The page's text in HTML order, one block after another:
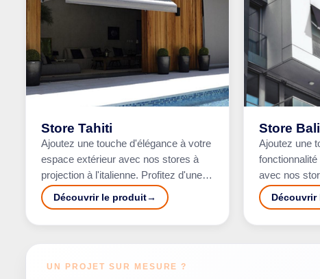
Store Tahiti
Ajoutez une touche d'élégance à votre
espace extérieur avec nos stores à
projection à l'italienne. Profitez d'une
ombre personnalisée et d'une
protection solaire ef…
Découvrir le produit
Store Bali
Ajoutez une
avec nos
une ombre
vous du
UN PROJET SUR MESURE ?